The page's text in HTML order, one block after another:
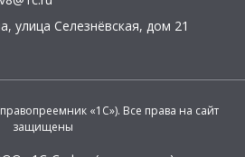
, улица Селезнёвская, дом 21
«1С»). Все права на сайт
защищены